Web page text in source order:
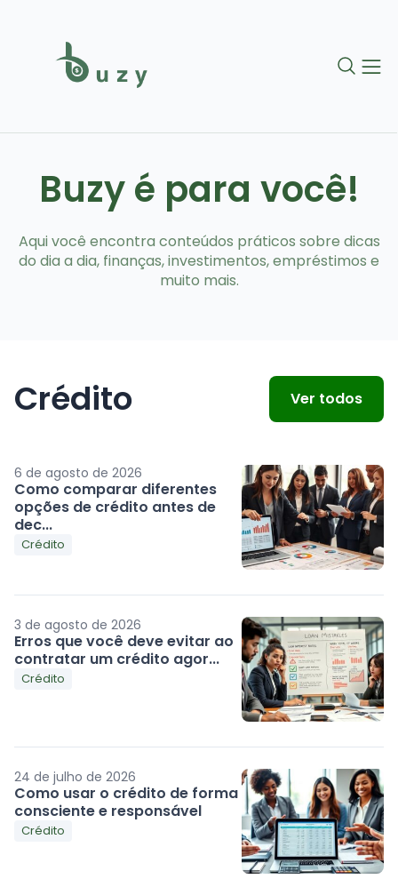
Buzy é para você!
Aqui você encontra conteúdos práticos sobre dicas
do dia a dia, finanças, investimentos, empréstimos e
muito mais.
Crédito Ver todos
6 de agosto de 2026
Como comparar diferentes
opções de crédito antes de
dec...
Crédito
3 de agosto de 2026
Erros que você deve evitar ao
contratar um crédito agor...
Crédito
24 de julho de 2026
Como usar o crédito de forma
consciente e responsável
Crédito